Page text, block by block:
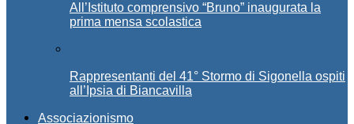
All’Istituto comprensivo “Bruno” inaugurata la
prima mensa scolastica
Rappresentanti del 41° Stormo di Sigonella ospiti
all’Ipsia di Biancavilla
Associazionismo